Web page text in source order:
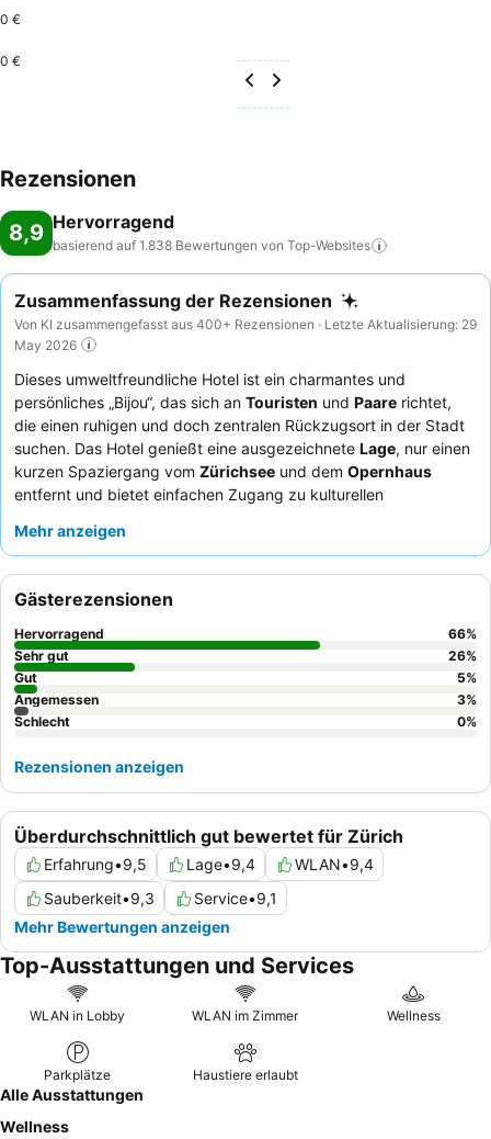
0 €
0 €
Rezensionen
8,9 Hervorragend
basierend auf 1.838 Bewertungen von Top-Websites
Zusammenfassung der Rezensionen
Von KI zusammengefasst aus 400+ Rezensionen · Letzte Aktualisierung: 29
May 2026
Dieses umweltfreundliche Hotel ist ein charmantes und
persönliches „Bijou“, das sich an Touristen und Paare richtet,
die einen ruhigen und doch zentralen Rückzugsort in der Stadt
suchen. Das Hotel genießt eine ausgezeichnete Lage, nur einen
kurzen Spaziergang vom Zürichsee und dem Opernhaus
entfernt und bietet einfachen Zugang zu kulturellen
eine Reihe durchdachter Annehmlichkeiten genießen, darunter
Hammam
sowie einen Wellnessbereich „nur für Frauen“. Das
Personal wird durchweg für seine außergewöhnliche
Freundlichkeit und Hilfsbereitschaft gelobt, die das reichhaltige
und köstliche
mit regionalen Bio-Produkten
ergänzt. Für ein einzigartiges Erlebnis sollten Sie die
Dachterrasse
besuchen, die einen Panoramablick auf die Stadt
und besondere Veranstaltungen bietet.
Mehr anzeigen
Überdurchschnittlich gut bewertet für Zürich
Erfahrung•9,5 Lage•9,4 WLAN•9,4
Sauberkeit•9,3 Service•9,1
Mehr Bewertungen anzeigen
Gästerezensionen
Hervorragend 66%
Sehr gut
26%
Gut
5%
Angemessen
3%
Schlecht
0%
Rezensionen anzeigen
Top-Ausstattungen und Services
WLAN in Lobby WLAN im Zimmer Wellness
Parkplätze Haustiere erlaubt
Alle Ausstattungen
Wellness